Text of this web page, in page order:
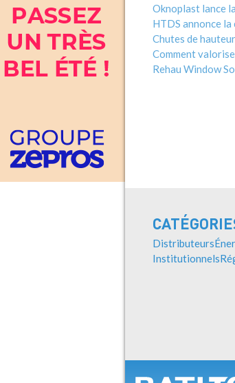
Oknoplast lance
HTDS annonce
Chutes de
Comment
Rehau Window
Distributeurs
Institutionnels